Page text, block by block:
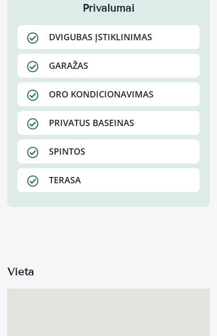
Privalumai
DVIGUBAS ĮSTIKLINIMAS
GARAŽAS
ORO KONDICIONAVIMAS
PRIVATUS BASEINAS
SPINTOS
TERASA
Vieta